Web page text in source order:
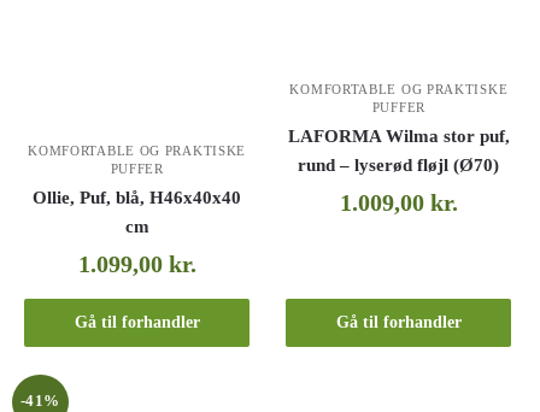
KOMFORTABLE OG PRAKTISKE
PUFFER
Ollie, Puf, blå, H46x40x40
cm
1.099,00 kr.
Gå til forhandler
KOMFORTABLE OG PRAKTISKE
PUFFER
LAFORMA Wilma stor puf,
rund – lyserød fløjl (Ø70)
1.009,00 kr.
Gå til forhandler
-41%